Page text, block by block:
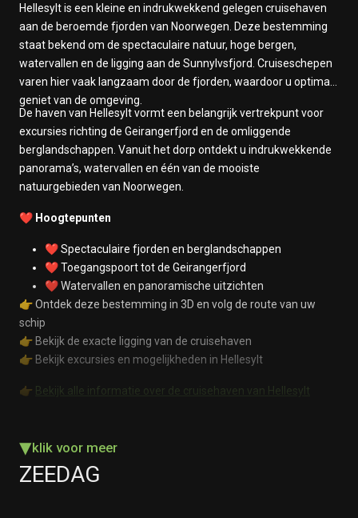
Hellesylt is een kleine en indrukwekkend gelegen cruisehaven
aan de beroemde fjorden van Noorwegen. Deze bestemming
staat bekend om de spectaculaire natuur, hoge bergen,
watervallen en de ligging aan de Sunnylvsfjord. Cruiseschepen
varen hier vaak langzaam door de fjorden, waardoor u optimaal
geniet van de omgeving.
De haven van Hellesylt vormt een belangrijk vertrekpunt voor
excursies richting de Geirangerfjord en de omliggende
berglandschappen. Vanuit het dorp ontdekt u indrukwekkende
panorama’s, watervallen en één van de mooiste
natuurgebieden van Noorwegen.
❤️ Hoogtepunten
❤️ Spectaculaire fjorden en berglandschappen
❤️ Toegangspoort tot de Geirangerfjord
❤️ Watervallen en panoramische uitzichten
👉 Ontdek deze bestemming in 3D en volg de route van uw
schip
👉 Bekijk de exacte ligging van de cruisehaven
👉 Bekijk excursies en mogelijkheden in Hellesylt
👉 Bekijk alle informatie over de cruisehaven van Hellesylt
▾klik voor meer
ZEEDAG